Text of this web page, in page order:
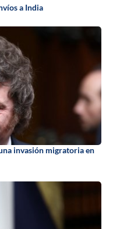
a India
invasión migratoria en